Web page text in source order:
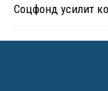
Соцфонд усилит